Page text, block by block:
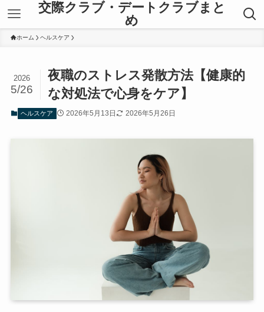
交際クラブ・デートクラブまと
め
ホーム ヘルスケア
夜職のストレス発散方法【健康的
な対処法で心身をケア】
2026
5/26
ヘルスケア 2026年5月13日 2026年5月26日